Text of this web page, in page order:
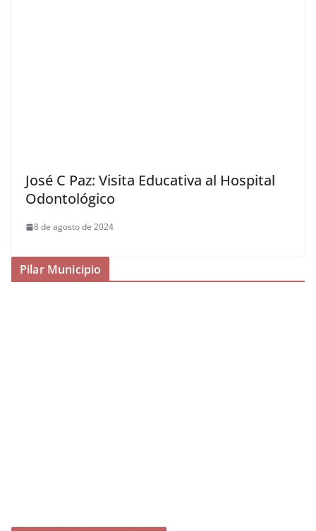
José C Paz: Visita Educativa al Hospital
Odontológico
8 de agosto de 2024
Pilar Municipio